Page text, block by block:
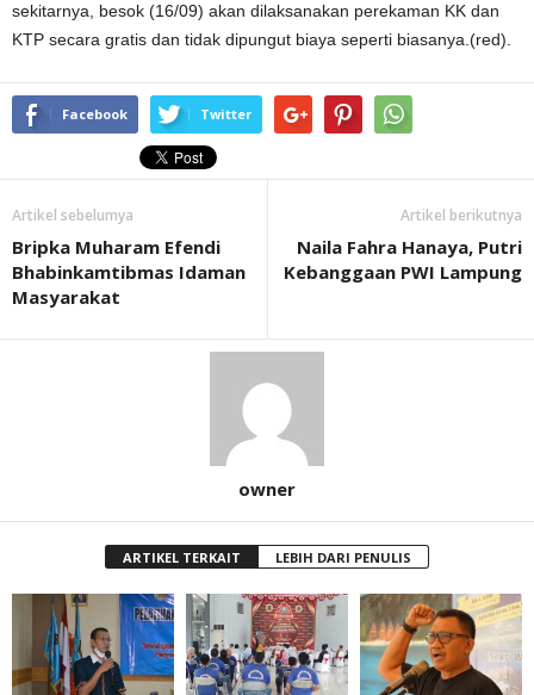
sekitarnya, besok (16/09) akan dilaksanakan perekaman KK dan
KTP secara gratis dan tidak dipungut biaya seperti biasanya.(red).
Facebook Twitter
Artikel sebelumya
Bripka Muharam Efendi
Bhabinkamtibmas Idaman
Masyarakat
Artikel berikutnya
Naila Fahra Hanaya, Putri
Kebanggaan PWI Lampung
owner
ARTIKEL TERKAIT LEBIH DARI PENULIS